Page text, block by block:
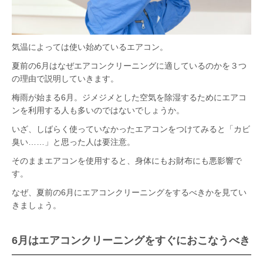
気温によっては使い始めているエアコン。
夏前の6月はなぜエアコンクリーニングに適しているのかを３つ
の理由で説明していきます。
梅雨が始まる6月。ジメジメとした空気を除湿するためにエアコ
ンを利用する人も多いのではないでしょうか。
いざ、しばらく使っていなかったエアコンをつけてみると「カビ
臭い……」と思った人は要注意。
そのままエアコンを使用すると、身体にもお財布にも悪影響で
す。
なぜ、夏前の6月にエアコンクリーニングをするべきかを見てい
きましょう。
6月はエアコンクリーニングをすぐにおこなうべき